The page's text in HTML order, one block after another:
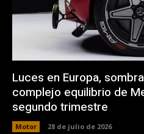
Luces en Europa,
complejo equilibrio de
segundo trimestre
Motor 28 de julio de 2026